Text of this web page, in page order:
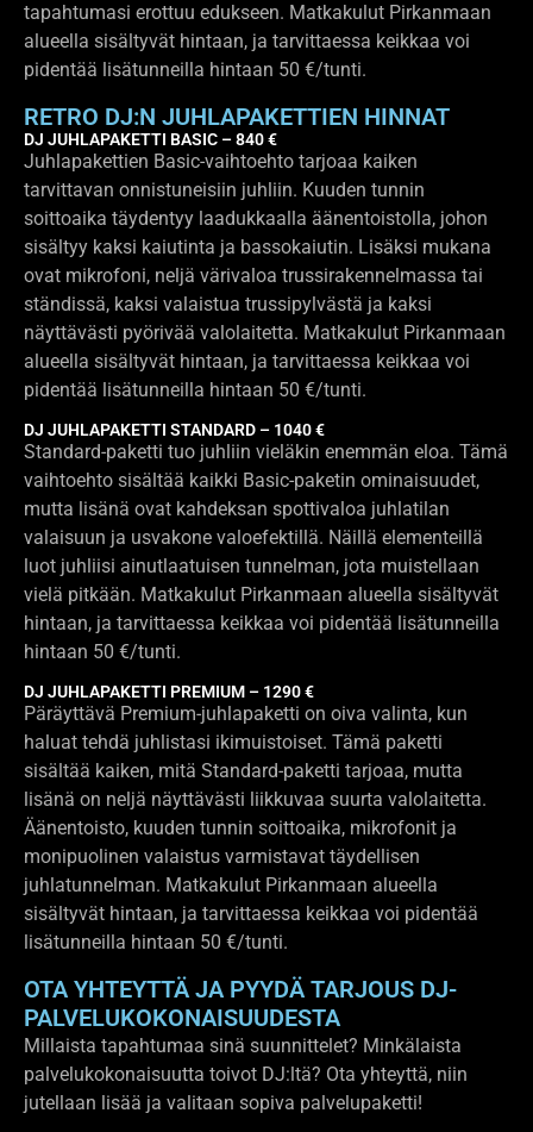
tapahtumasi erottuu edukseen. Matkakulut Pirkanmaan
alueella sisältyvät hintaan, ja tarvittaessa keikkaa voi
pidentää lisätunneilla hintaan 50 €/tunti.
RETRO DJ:N JUHLAPAKETTIEN HINNAT
DJ JUHLAPAKETTI BASIC – 840 €
Juhlapakettien Basic-vaihtoehto tarjoaa kaiken
tarvittavan onnistuneisiin juhliin. Kuuden tunnin
soittoaika täydentyy laadukkaalla äänentoistolla, johon
sisältyy kaksi kaiutinta ja bassokaiutin. Lisäksi mukana
ovat mikrofoni, neljä värivaloa trussirakennelmassa tai
ständissä, kaksi valaistua trussipylvästä ja kaksi
näyttävästi pyörivää valolaitetta. Matkakulut Pirkanmaan
alueella sisältyvät hintaan, ja tarvittaessa keikkaa voi
pidentää lisätunneilla hintaan 50 €/tunti.
DJ JUHLAPAKETTI STANDARD – 1040 €
Standard-paketti tuo juhliin vieläkin enemmän eloa. Tämä
vaihtoehto sisältää kaikki Basic-paketin ominaisuudet,
mutta lisänä ovat kahdeksan spottivaloa juhlatilan
valaisuun ja usvakone valoefektillä. Näillä elementeillä
luot juhliisi ainutlaatuisen tunnelman, jota muistellaan
vielä pitkään. Matkakulut Pirkanmaan alueella sisältyvät
hintaan, ja tarvittaessa keikkaa voi pidentää lisätunneilla
hintaan 50 €/tunti.
DJ JUHLAPAKETTI PREMIUM – 1290 €
Päräyttävä Premium-juhlapaketti on oiva valinta, kun
haluat tehdä juhlistasi ikimuistoiset. Tämä paketti
sisältää kaiken, mitä Standard-paketti tarjoaa, mutta
lisänä on neljä näyttävästi liikkuvaa suurta valolaitetta.
Äänentoisto, kuuden tunnin soittoaika, mikrofonit ja
monipuolinen valaistus varmistavat täydellisen
juhlatunnelman. Matkakulut Pirkanmaan alueella
sisältyvät hintaan, ja tarvittaessa keikkaa voi pidentää
lisätunneilla hintaan 50 €/tunti.
OTA YHTEYTTÄ JA PYYDÄ TARJOUS DJ-
PALVELUKOKONAISUUDESTA
Millaista tapahtumaa sinä suunnittelet? Minkälaista
palvelukokonaisuutta toivot DJ:ltä? Ota yhteyttä, niin
jutellaan lisää ja valitaan sopiva palvelupaketti!